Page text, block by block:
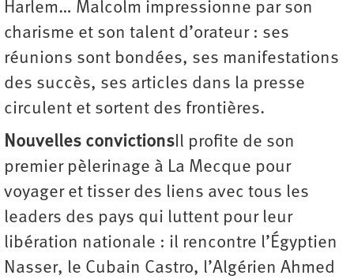
Harlem… Malcolm impressionne par son
charisme et son talent d’orateur : ses
réunions sont bondées, ses manifestations
des succès, ses articles dans la presse
circulent et sortent des frontières.
Nouvelles convictionsIl profite de son
premier pèlerinage à La Mecque pour
voyager et tisser des liens avec tous les
leaders des pays qui luttent pour leur
libération nationale : il rencontre l’Égyptien
Nasser, le Cubain Castro, l’Algérien Ahmed